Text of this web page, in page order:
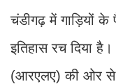
चंडीगढ़ में गाड़ियों
इतिहास रच दिया
(आरएलए) की ओर से